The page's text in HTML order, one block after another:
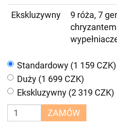
Ekskluzywny
9 róża, 7
Standardowy (1 159 CZK)
Duży (1 699 CZK)
Ekskluzywny (2 319 CZK)
ZAMÓW